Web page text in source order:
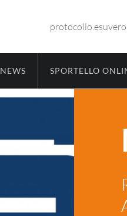
NEWS SPORTELLO